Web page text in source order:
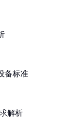
备标准
解析